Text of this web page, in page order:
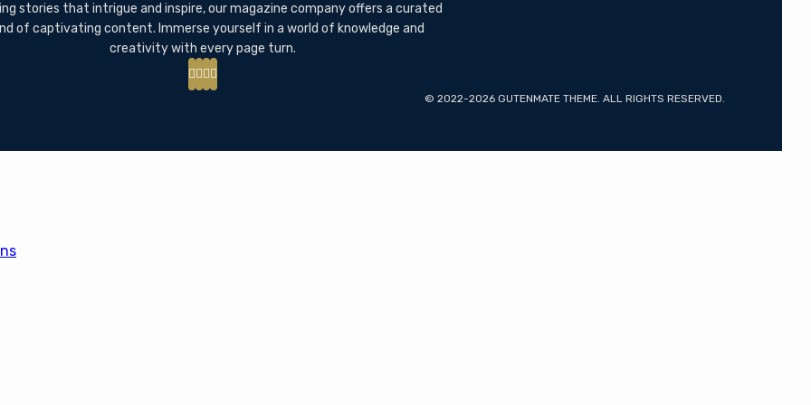
stories that intrigue and inspire, our magazine company offers a curated
of captivating content. Immerse yourself in a world of knowledge and
creativity with every page turn.
© 2022-2026 GUTENMATE THEME. ALL RIGHTS RESERVED.